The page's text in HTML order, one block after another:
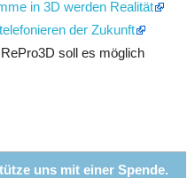
in 3D werden Realität
der Zukunft
soll es möglich
uns mit einer Spende.